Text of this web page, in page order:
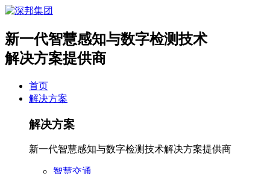
新一代智慧感知与数字检测技术
解决方案提供商
首页
解决方案
解决方案
新一代智慧感知与数字检测技术解决方案提供商
智慧交通